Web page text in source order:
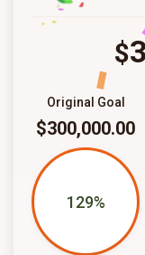
$
Original Goal
$300,000.00
129%